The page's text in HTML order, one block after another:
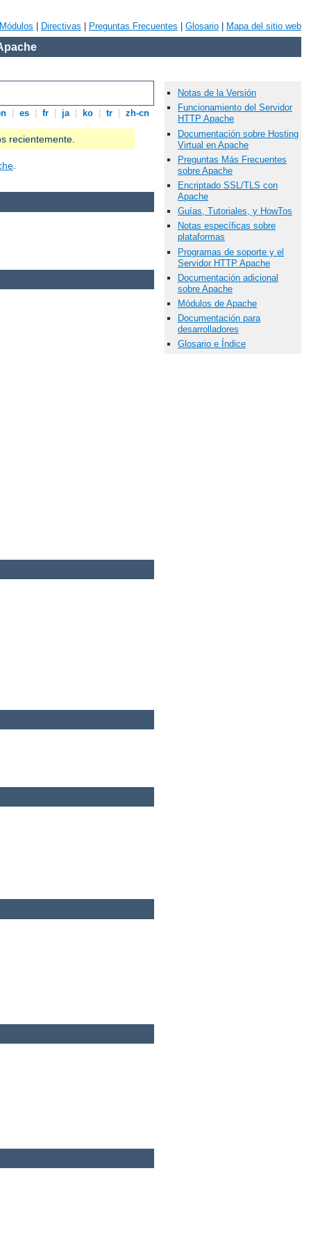
Módulos Directivas Preguntas Frecuentes Glosario Mapa del sitio web
es fr ja ko tr zh-cn
recientemente.
.
Notas de la Versión
Funcionamiento del Servidor
HTTP Apache
Documentación sobre Hosting
Virtual en Apache
Preguntas Más Frecuentes
sobre Apache
Encriptado SSL/TLS con
Apache
Guías, Tutoriales, y HowTos
Notas específicas sobre
plataformas
Programas de soporte y el
Servidor HTTP Apache
Documentación adicional
sobre Apache
Módulos de Apache
Documentación para
desarrolladores
Glosario e Índice